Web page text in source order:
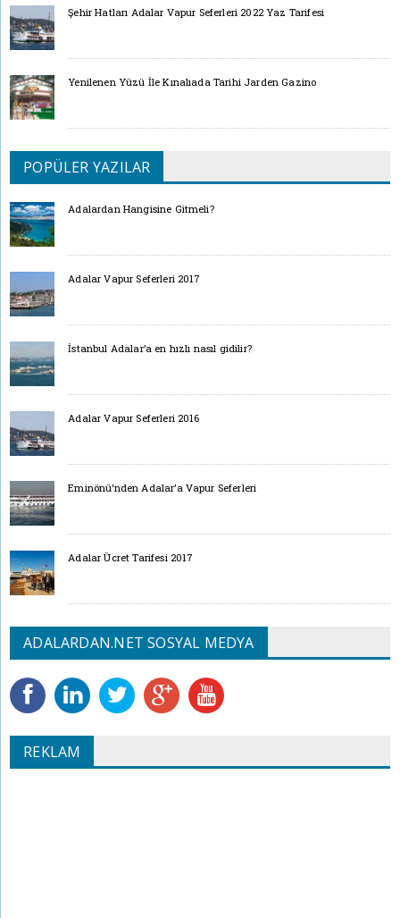
Şehir Hatları Adalar Vapur Seferleri 2022 Yaz Tarifesi
Yenilenen Yüzü İle Kınalıada Tarihi Jarden Gazino
POPÜLER YAZILAR
Adalardan Hangisine Gitmeli?
Adalar Vapur Seferleri 2017
İstanbul Adalar’a en hızlı nasıl gidilir?
Adalar Vapur Seferleri 2016
Eminönü’nden Adalar’a Vapur Seferleri
Adalar Ücret Tarifesi 2017
ADALARDAN.NET SOSYAL MEDYA
REKLAM